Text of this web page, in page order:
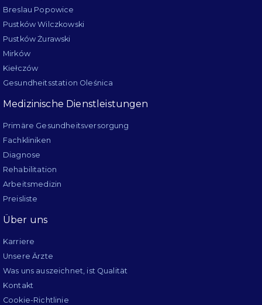
Breslau Popowice
Pustków Wilczkowski
Pustków Żurawski
Mirków
Kiełczów
Gesundheitsstation Oleśnica
Medizinische Dienstleistungen
Primäre Gesundheitsversorgung
Fachkliniken
Diagnose
Rehabilitation
Arbeitsmedizin
Preisliste
Über uns
Karriere
Unsere Ärzte
Was uns auszeichnet, ist Qualität
Kontakt
Cookie-Richtlinie